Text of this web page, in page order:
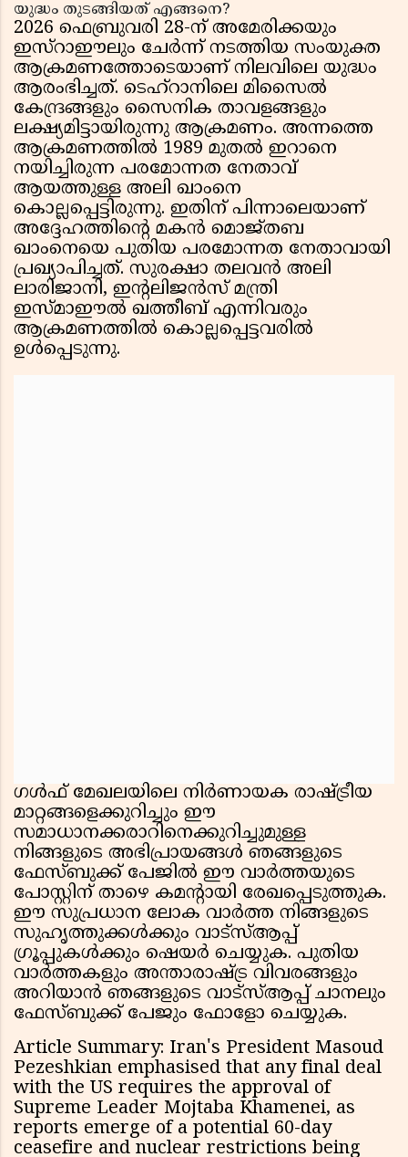
യുദ്ധം തുടങ്ങിയത് എങ്ങനെ?
2026 ഫെബ്രുവരി 28-ന് അമേരിക്കയും
ഇസ്റാഈലും ചേർന്ന് നടത്തിയ സംയുക്ത
ആക്രമണത്തോടെയാണ് നിലവിലെ യുദ്ധം
ആരംഭിച്ചത്. ടെഹ്റാനിലെ മിസൈൽ
കേന്ദ്രങ്ങളും സൈനിക താവളങ്ങളും
ലക്ഷ്യമിട്ടായിരുന്നു ആക്രമണം. അന്നത്തെ
ആക്രമണത്തിൽ 1989 മുതൽ ഇറാനെ
നയിച്ചിരുന്ന പരമോന്നത നേതാവ്
ആയത്തുള്ള അലി ഖാംനെ
കൊല്ലപ്പെട്ടിരുന്നു. ഇതിന് പിന്നാലെയാണ്
അദ്ദേഹത്തിന്റെ മകൻ മൊജ്തബ
ഖാംനെയെ പുതിയ പരമോന്നത നേതാവായി
പ്രഖ്യാപിച്ചത്. സുരക്ഷാ തലവൻ അലി
ലാരിജാനി, ഇന്റലിജൻസ് മന്ത്രി
ഇസ്മാഈൽ ഖത്തീബ് എന്നിവരും
ആക്രമണത്തിൽ കൊല്ലപ്പെട്ടവരിൽ
ഉൾപ്പെടുന്നു.
ഗൾഫ് മേഖലയിലെ നിർണായക രാഷ്ട്രീയ
മാറ്റങ്ങളെക്കുറിച്ചും ഈ
സമാധാനക്കരാറിനെക്കുറിച്ചുമുള്ള
നിങ്ങളുടെ അഭിപ്രായങ്ങൾ ഞങ്ങളുടെ
ഫേസ്ബുക്ക് പേജിൽ ഈ വാർത്തയുടെ
പോസ്റ്റിന് താഴെ കമൻ്റായി രേഖപ്പെടുത്തുക.
ഈ സുപ്രധാന ലോക വാർത്ത നിങ്ങളുടെ
സുഹൃത്തുക്കൾക്കും വാട്സ്ആപ്പ്
ഗ്രൂപ്പുകൾക്കും ഷെയർ ചെയ്യുക. പുതിയ
വാർത്തകളും അന്താരാഷ്ട്ര വിവരങ്ങളും
അറിയാൻ ഞങ്ങളുടെ വാട്സ്ആപ്പ് ചാനലും
ഫേസ്ബുക്ക് പേജും ഫോളോ ചെയ്യുക.
Article Summary: Iran's President Masoud
Pezeshkian emphasised that any final deal
with the US requires the approval of
Supreme Leader Mojtaba Khamenei, as
reports emerge of a potential 60-day
ceasefire and nuclear restrictions being